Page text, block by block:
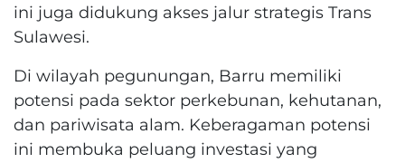
ini juga didukung akses jalur strategis Trans
Sulawesi.
Di wilayah pegunungan, Barru memiliki
potensi pada sektor perkebunan, kehutanan,
dan pariwisata alam. Keberagaman potensi
ini membuka peluang investasi yang